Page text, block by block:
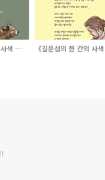
《길문섭의 한 칸의 사색 10》 마음 읽기